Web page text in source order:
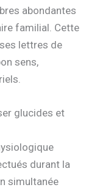
abondantes
familial. Cette
lettres de
sens,
glucides et
durant la
simultanée